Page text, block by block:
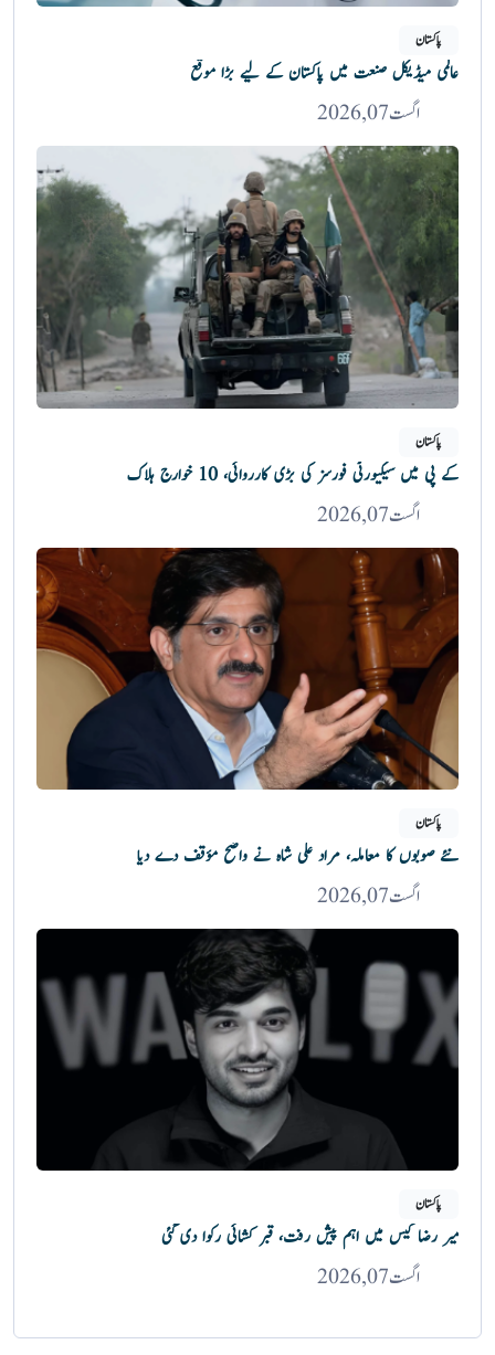
پاکستان
عالمی میڈیکل صنعت میں پاکستان کے لیے بڑا موقع
اگست 07, 2026
پاکستان
کے پی میں سیکیورٹی فورسز کی بڑی کارروائی، 10 خوارج ہلاک
اگست 07, 2026
پاکستان
نئے صوبوں کا معاملہ، مراد علی شاہ نے واضح مؤقف دے دیا
اگست 07, 2026
پاکستان
میر رضا کیس میں اہم پیش رفت، قبر کشائی رکوا دی گئی
اگست 07, 2026